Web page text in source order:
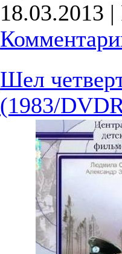
18.03.2013 |
Шел
(1983/